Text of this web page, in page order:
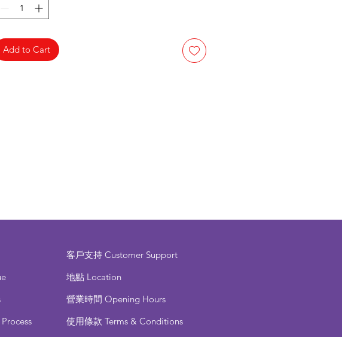
Add to Cart
客戶支持Customer Support
地點 Location
營業時間Opening Hours
使用條款Terms & Conditions